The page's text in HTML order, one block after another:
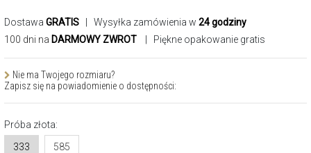
Dostawa GRATIS | Wysyłka zamówienia w 24 godziny
100 dni na DARMOWY ZWROT | Piękne opakowanie gratis
Nie ma Twojego rozmiaru?
Zapisz się na powiadomienie o dostępności:
Próba złota:
333
585